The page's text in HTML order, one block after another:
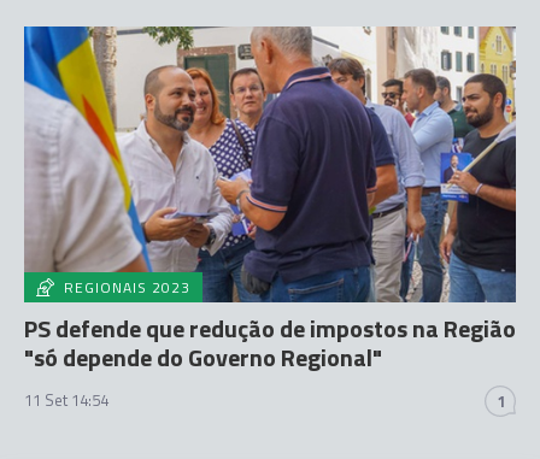
REGIONAIS 2023
PS defende que redução de impostos na Região
"só depende do Governo Regional"
11 Set 14:54 1